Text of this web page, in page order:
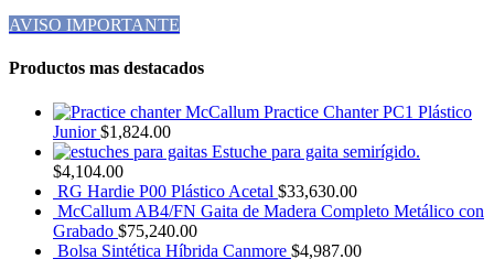
AVISO IMPORTANTE
Productos mas destacados
Practice Chanter PC1 Plástico
Junior $1,824.00
Estuche para gaita semirígido.
$4,104.00
RG Hardie P00 Plástico Acetal $33,630.00
McCallum AB4/FN Gaita de Madera Completo Metálico con
Grabado $75,240.00
Bolsa Sintética Híbrida Canmore $4,987.00